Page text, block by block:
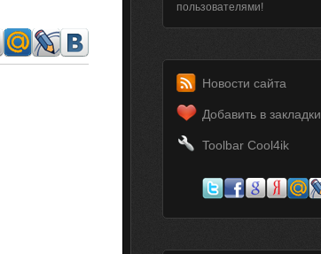
пользователями!
Новости сайта
Добавить в закладки
Toolbar Cool4ik